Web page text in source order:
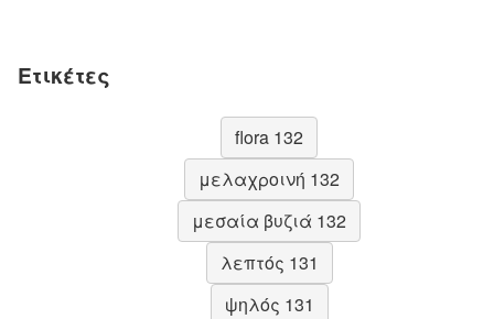
Ετικέτες
flora 132
μελαχροινή 132
μεσαία βυζιά 132
λεπτός 131
ψηλός 131